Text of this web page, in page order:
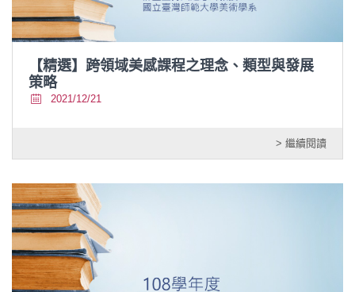
【精選】跨領域美感課程之理念、類型與發展
策略
2021/12/21
> 繼續閱讀